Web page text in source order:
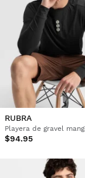
RUBRA
$94.95